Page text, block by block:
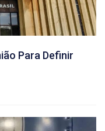
Para Definir